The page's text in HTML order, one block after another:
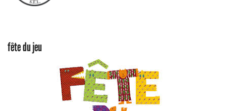
fête du jeu